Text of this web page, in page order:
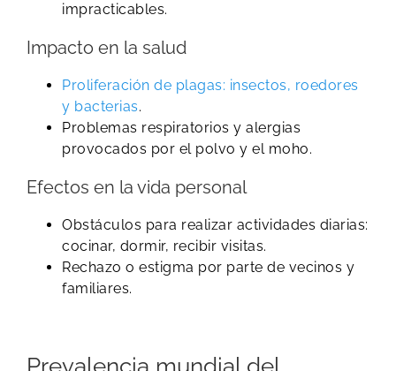
impracticables.
Impacto en la salud
Proliferación de plagas: insectos, roedores
y bacterias.
Problemas respiratorios y alergias
provocados por el polvo y el moho.
Efectos en la vida personal
Obstáculos para realizar actividades diarias:
cocinar, dormir, recibir visitas.
Rechazo o estigma por parte de vecinos y
familiares.
Prevalencia mundial del